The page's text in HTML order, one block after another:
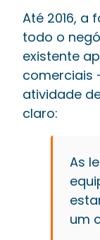
Até 2016, a
todo o
existente
comerciais
atividade
claro:
As
um